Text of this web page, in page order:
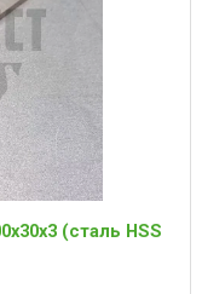
(сталь HSS